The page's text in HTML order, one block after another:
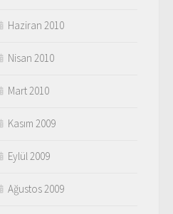
Haziran 2010
Nisan 2010
Mart 2010
Kasım 2009
Eylül 2009
Ağustos 2009